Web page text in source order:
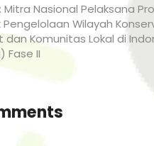
Nasional Pelaksana
Wilayah
Komunitas Lokal di
Fase II